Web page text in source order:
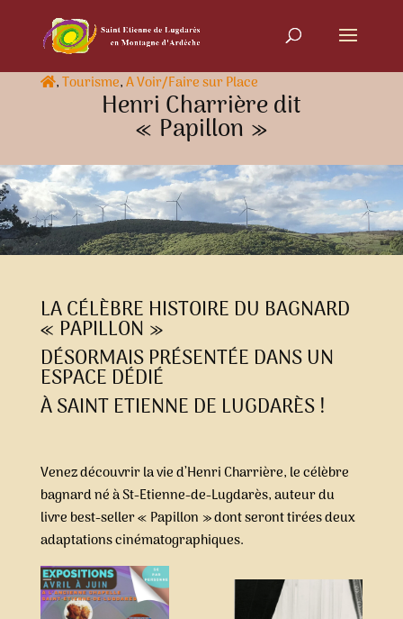
,Tourisme,A Voir/Faire sur Place
Henri Charrière dit
« Papillon »
LA CÉLÈBRE HISTOIRE DU BAGNARD
« PAPILLON »
DÉSORMAIS PRÉSENTÉE DANS UN
ESPACE DÉDIÉ
À SAINT ETIENNE DE LUGDARÈS !
Venez découvrir la vie d’Henri Charrière, le célèbre
bagnard né à St-Etienne-de-Lugdarès, auteur du
livre best-seller « Papillon » dont seront tirées deux
adaptations cinématographiques.